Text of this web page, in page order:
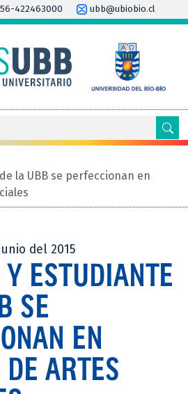
422463000 ubb@ubiobio.cl
la UBB se perfeccionan en
del 2015
ESTUDIANTE
SE
EN
ARTES